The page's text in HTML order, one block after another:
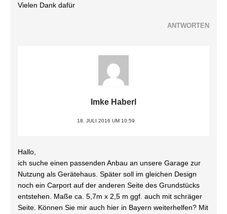
Vielen Dank dafür
ANTWORTEN
Imke Haberl
18. JULI 2016 UM 10:59
Hallo,
ich suche einen passenden Anbau an unsere Garage zur
Nutzung als Gerätehaus. Später soll im gleichen Design
noch ein Carport auf der anderen Seite des Grundstücks
entstehen. Maße ca. 5,7m x 2,5 m ggf. auch mit schräger
Seite. Können Sie mir auch hier in Bayern weiterhelfen? Mit